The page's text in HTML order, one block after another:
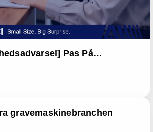
Pas På
gravemaskinebranchen